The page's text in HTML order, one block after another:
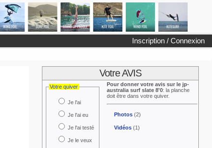
Inscription / Connexion
Votre AVIS
Votre quiver
Je l'ai
Je l'ai eu
Je l'ai testé
Je le veux
Pour donner votre avis sur le jp-
australia surf slate 8'0: la planche
doit être dans votre quiver.
Photos(2)
Vidéos(1)